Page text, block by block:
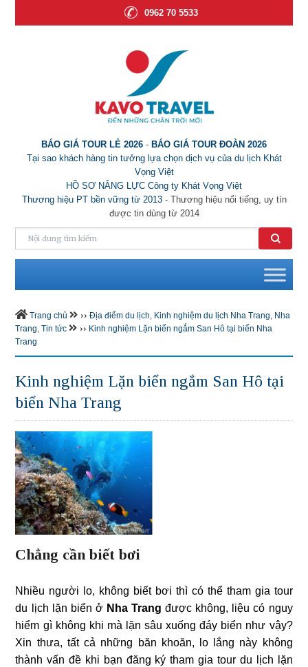
0962 70 5533
BÁO GIÁ TOUR LẺ 2026 - BÁO GIÁ TOUR ĐOÀN 2026
Tại sao khách hàng tin tưởng lựa chọn dịch vụ của du lịch Khát
Vọng Việt
HỒ SƠ NĂNG LỰC Công ty Khát Vọng Việt
Thương hiệu PT bền vững từ 2013- Thương hiệu nổi tiếng, uy tín
được tin dùng từ 2014
Trang chủ ›› Địa điểm du lịch, Kinh nghiệm du lịch Nha Trang, Nha
Trang,Tin tức ›› Kinh nghiệm Lặn biển ngắm San Hô tại biển Nha
Trang
Kinh nghiệm Lặn biển ngắm San Hô tại
biển Nha Trang
Chẳng cần biết bơi
Nhiều người lo, không biết bơi thì có thể tham gia tour
du lịch lặn biển ở Nha Trang được không, liệu có nguy
hiểm gì không khi mà lặn sâu xuống đáy biển như vậy?
Xin thưa, tất cả những băn khoăn, lo lắng này không
thành vấn đề khi bạn đăng ký tham gia tour du lịch lặn